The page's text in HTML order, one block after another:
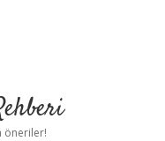
öneriler!